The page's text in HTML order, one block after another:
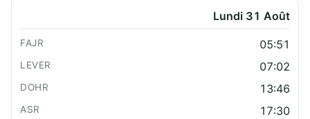
Lundi 31 Août
05:51
07:02
13:46
17:30